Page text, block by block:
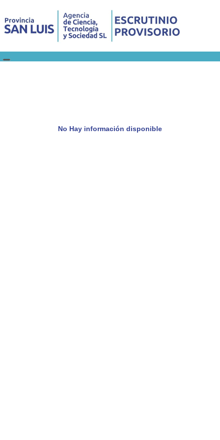
No Hay información disponible